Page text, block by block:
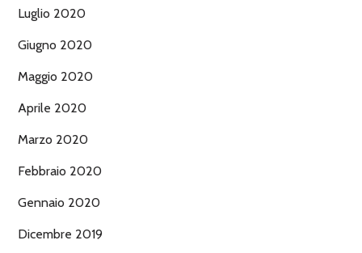
Luglio 2020
Giugno 2020
Maggio 2020
Aprile 2020
Marzo 2020
Febbraio 2020
Gennaio 2020
Dicembre 2019